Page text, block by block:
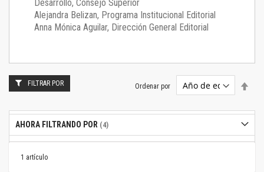
Desarrollo, Consejo Superior
Alejandra Belizan, Programa Institucional Editorial
Anna Mónica Aguilar, Dirección General Editorial
1 artículo
Ordenar por
FILTRAR POR
AHORA FILTRANDO POR